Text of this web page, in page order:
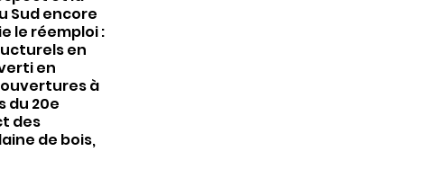
Sud encore
le réemploi :
en
en
à
du 20e
des
de bois,